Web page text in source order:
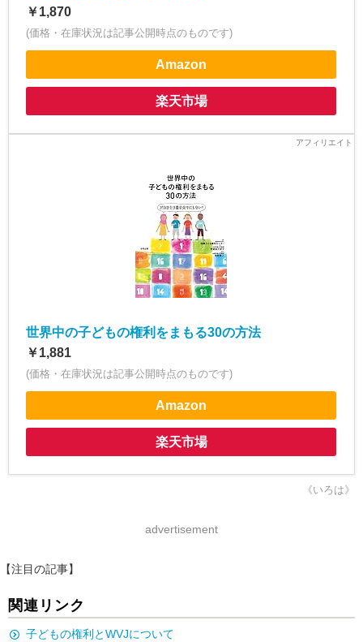
￥1,870
(価格・在庫状況は記事公開時点のものです)
Amazon
楽天市場
世界中の子どもの権利をまもる30の方法
￥1,881
(価格・在庫状況は記事公開時点のものです)
Amazon
楽天市場
《いろは》
advertisement
【注目の記事】
関連リンク
子どもの権利とWVJについて